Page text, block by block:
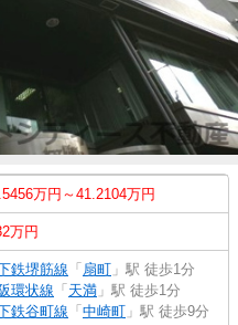
万円～41.2104万円
万円
鉄堺筋線 「 扇町 」駅 徒歩1分
環状線 「 天満 」駅 徒歩1分
鉄谷町線 「 中崎町 」駅 徒歩9分